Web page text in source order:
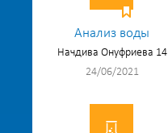
Анализ воды
Начдива Онуфриева 14
24/06/2021